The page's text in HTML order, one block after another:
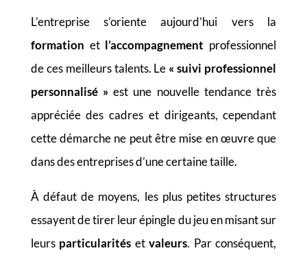
L’entreprise s’oriente aujourd’hui vers la
formation et l’accompagnement professionnel
de ces meilleurs talents. Le « suivi professionnel
personnalisé » est une nouvelle tendance très
appréciée des cadres et dirigeants, cependant
cette démarche ne peut être mise en œuvre que
dans des entreprises d’une certaine taille.
À défaut de moyens, les plus petites structures
essayent de tirer leur épingle du jeu en misant sur
leurs particularités etvaleurs. Par conséquent,